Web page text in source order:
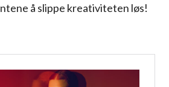
å slippe kreativiteten løs!